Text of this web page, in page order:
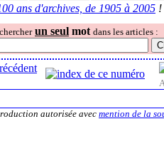
ans d'archives, de 1905 à 2005 !
un seul mot dans les articles :
autorisée avecmention de la